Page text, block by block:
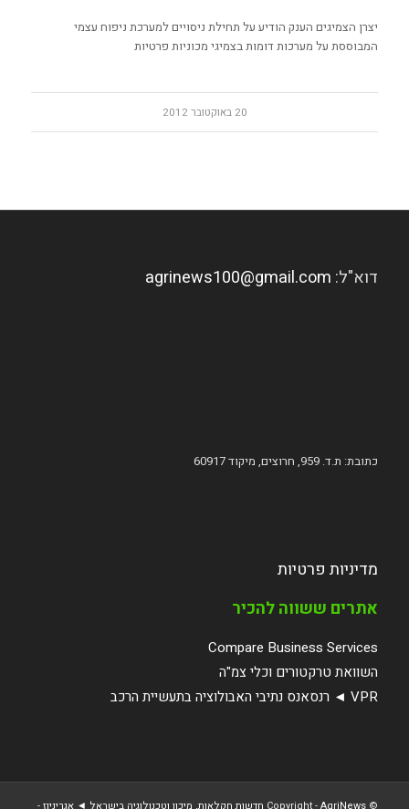
יצרן הצמיגים הענק הודיע על תחילת ניסויים למערכת ניפוח עצמי
המבוססת על מערכות דומות בצמיגי מכוניות פרטיות
20 באוקטובר 2012
דוא"ל: agrinews100@gmail.com
כתובת: ת.ד. 959, חרוצים, מיקוד 60917
מדיניות פרטיות
אתרים ששווה להכיר
Compare Business Services
השוואת טרקטורים וכלי צמ"ה
VPR ◄ רנסאנס נתיבי האבולוציה בתעשיית הרכב